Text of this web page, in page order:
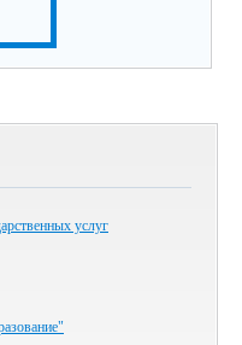
услуг